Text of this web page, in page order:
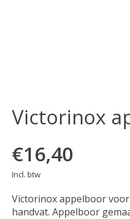
Victorinox
€16,40
Incl. btw
Victorinox appelboor
handvat. Appelboor